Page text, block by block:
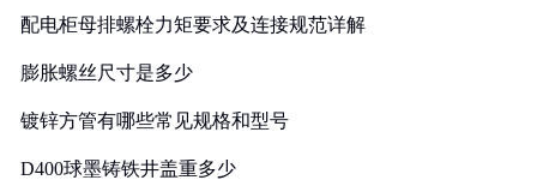
配电柜母排螺栓力矩要求及连接规范详解
膨胀螺丝尺寸是多少
镀锌方管有哪些常见规格和型号
D400球墨铸铁井盖重多少